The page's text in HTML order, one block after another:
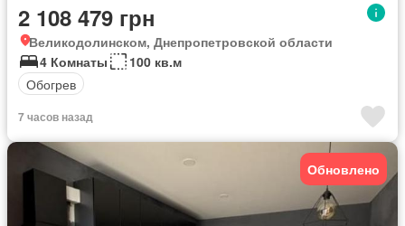
2 108 479 грн
Великодолинском, Днепропетровской области
4 Комнаты
100 кв.м
Обогрев
7 часов назад
Обновлено